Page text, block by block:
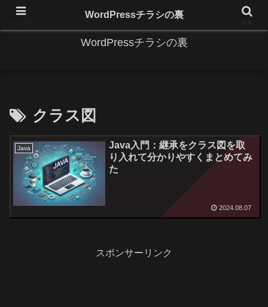
IT系に係る基礎的な情報と便利な使い方を更新します。
WordPressチラシの裏
クラス図
Java
Java入門：継承をクラス図を取
り入れて分かりやすくまとめてみ
た
2024.08.07
スポンサーリンク
WordPressチラシの裏